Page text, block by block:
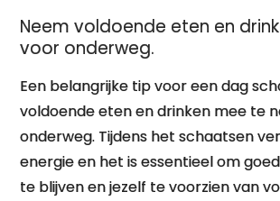
Neem voldoende eten en
voor onderweg.
Een belangrijke tip voor een dag
voldoende eten en drinken mee te
onderweg. Tijdens het schaatsen
energie en het is essentieel om
te blijven en jezelf te voorzien van